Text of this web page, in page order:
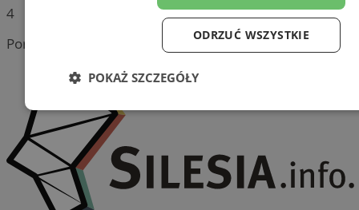
4
Portal należy do sieci
ODRZUĆ WSZYSTKIE
POKAŻ SZCZEGÓŁY
Niezbędne Wydajność Targetowanie
Niesklasyfikowane